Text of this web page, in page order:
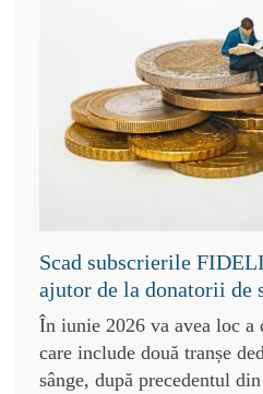
Scad subscrierile
ajutor de la donatorii de
În iunie 2026 va avea loc
care include două tranșe
sânge, după precedentul